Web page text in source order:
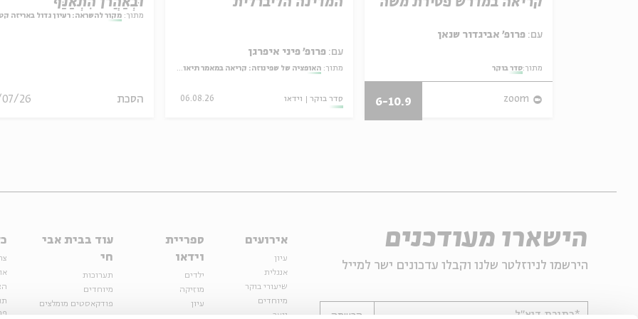
מתוך: מקור להשראה: רעיון גדול באריזה
הסכת 26
עם: פרופ' פיני איפרגן
מתוך: האופציה של שפינוזה: קריאה במאמר תיאולוגי־מדיני
סדר בוקר וידאו 06.08.26
עם:
מתוך:סדר בוקר
zoom
6-10.9
הישארו מעודכנים
הירשמו לניוזלטר שלנו וקבלו עדכונים ישר למייל
*כתובת דוא"ל הרשמה
אירועים
עיון
אנגלית
שיעורי בוקר
מיוחדים
נוער
ספריית
וידאו
ילדים
מוזיקה
עיון
עוד בבית אבי
חי
תערוכות
מיוחדים
פודקאסטים מומלצים